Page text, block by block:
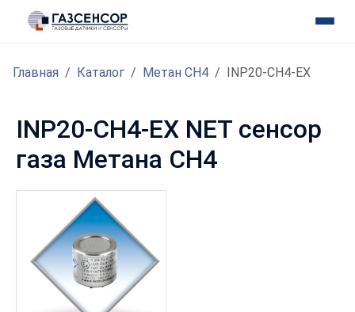
Главная Каталог Метан CH4 INP20-CH4-EX
INP20-CH4-EX NET сенсор
газа Метана CH4